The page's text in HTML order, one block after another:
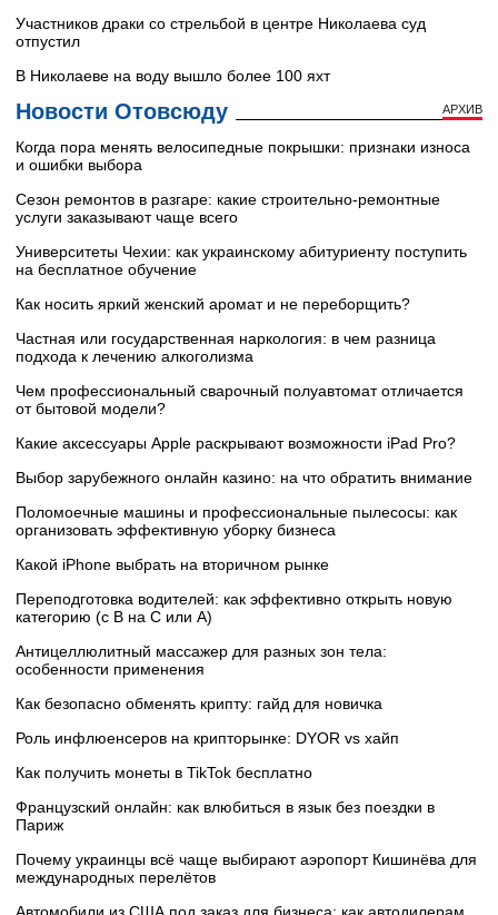
Участников драки со стрельбой в центре Николаева суд
отпустил
В Николаеве на воду вышло более 100 яхт
Новости Отовсюду АРХИВ
Когда пора менять велосипедные покрышки: признаки износа
и ошибки выбора
Сезон ремонтов в разгаре: какие строительно-ремонтные
услуги заказывают чаще всего
Университеты Чехии: как украинскому абитуриенту поступить
на бесплатное обучение
Как носить яркий женский аромат и не переборщить?
Частная или государственная наркология: в чем разница
подхода к лечению алкоголизма
Чем профессиональный сварочный полуавтомат отличается
от бытовой модели?
Какие аксессуары Apple раскрывают возможности iPad Pro?
Выбор зарубежного онлайн казино: на что обратить внимание
Поломоечные машины и профессиональные пылесосы: как
организовать эффективную уборку бизнеса
Какой iPhone выбрать на вторичном рынке
Переподготовка водителей: как эффективно открыть новую
категорию (с B на C или А)
Антицеллюлитный массажер для разных зон тела:
особенности применения
Как безопасно обменять крипту: гайд для новичка
Роль инфлюенсеров на крипторынке: DYOR vs хайп
Как получить монеты в TikTok бесплатно
Французский онлайн: как влюбиться в язык без поездки в
Париж
Почему украинцы всё чаще выбирают аэропорт Кишинёва для
международных перелётов